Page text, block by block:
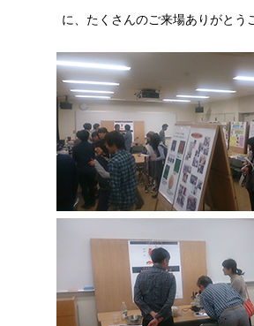
ゲノム神経学分野
細胞脂質代謝分野
細胞医学分野
損傷修復分野
多能性幹細胞分野
胎盤発生分野
脳発生分野
に、たくさんのご来場ありがとう